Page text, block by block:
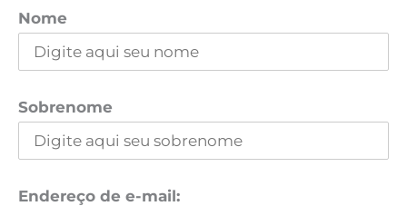
Nome
Sobrenome
Endereço de e-mail: